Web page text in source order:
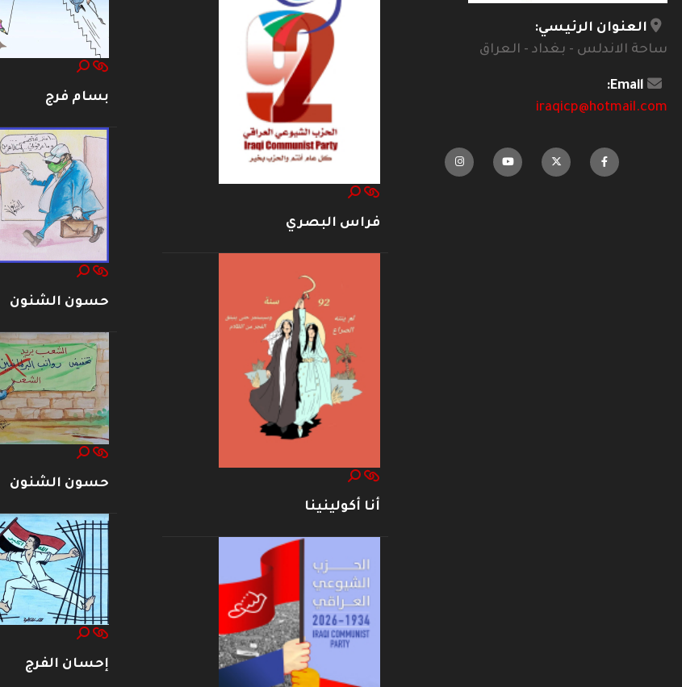
العنوان الرئيسي:
ساحة الاندلس - بغداد - العراق
Email:
iraqicp@hotmail.com
فراس البصري
أنا أكولينينا
بسام فرج
حسون الشنون
حسون الشنون
إحسان الفرج